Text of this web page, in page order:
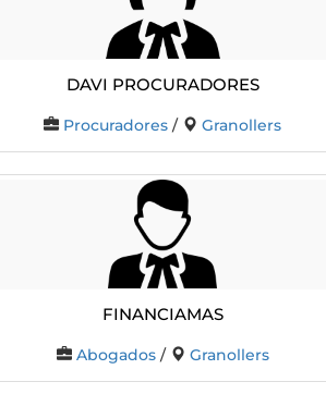
DAVI PROCURADORES
Procuradores / Granollers
FINANCIAMAS
Abogados/ Granollers